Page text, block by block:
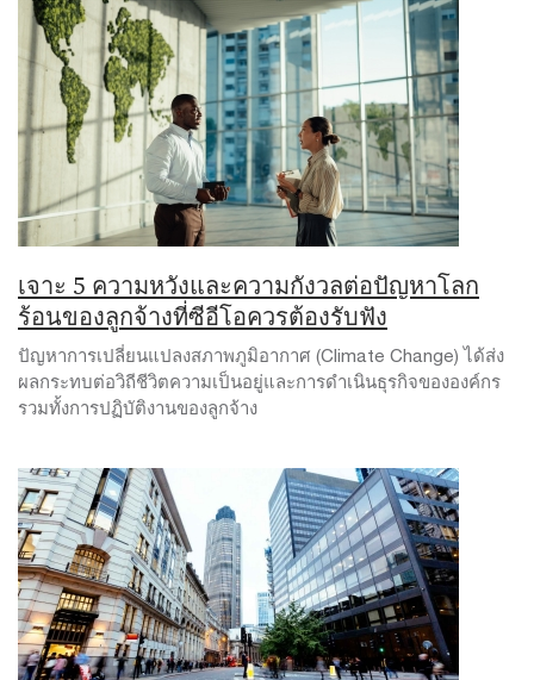
เจาะ 5 ความหวังและความกังวลต่อปัญหาโลก
ร้อนของลูกจ้างที่ซีอีโอควรต้องรับฟัง
ปัญหาการเปลี่ยนแปลงสภาพภูมิอากาศ (Climate Change) ได้ส่ง
ผลกระทบต่อวิถีชีวิตความเป็นอยู่และการดำเนินธุรกิจขององค์กร
รวมทั้งการปฏิบัติงานของลูกจ้าง